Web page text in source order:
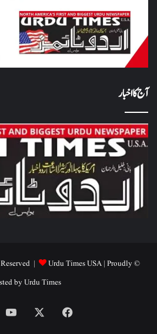
آج کا اخبار
© Copyright 2026, All Rights Reserved |
Urdu Times USA| Proudly
byUrdu Times
Facebook